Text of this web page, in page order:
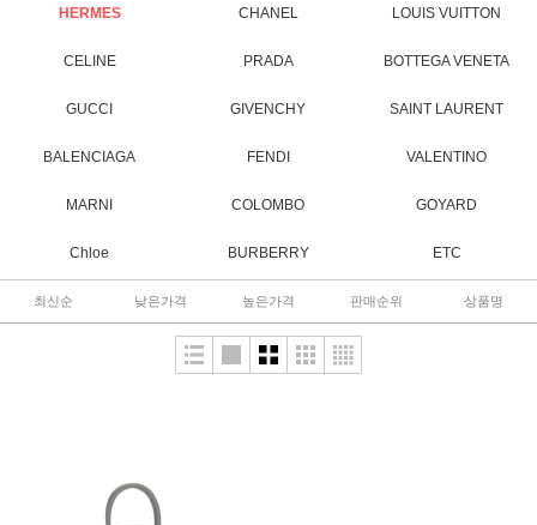
HERMES CHANEL LOUIS VUITTON
CELINE PRADA BOTTEGA VENETA
GUCCI GIVENCHY SAINT LAURENT
BALENCIAGA FENDI VALENTINO
MARNI COLOMBO GOYARD
Chloe BURBERRY ETC
최신순 낮은가격 높은가격 판매순위 상품명